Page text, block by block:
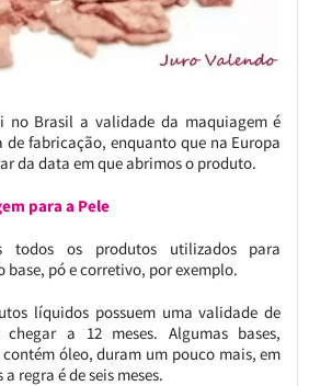
no Brasil a validade da maquiagem é
fabricação, enquanto que na Europa
da data em que abrimos o produto.
para a Pele
todos os produtos utilizados para
base, pó e corretivo, por exemplo.
líquidos possuem uma validade de
chegar a 12 meses. Algumas bases,
óleo, duram um pouco mais, em
regra é de seis meses.